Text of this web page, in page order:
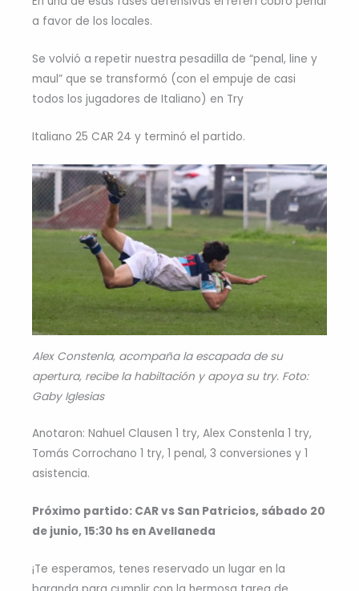
a favor de los locales.
Se volvió a repetir nuestra pesadilla de “penal, line y
maul” que se transformó (con el empuje de casi
todos los jugadores de Italiano) en Try
Italiano 25 CAR 24 y terminó el partido.
Alex Constenla, acompaña la escapada de su
apertura, recibe la habiltación y apoya su try. Foto:
Gaby Iglesias
Anotaron: Nahuel Clausen 1 try, Alex Constenla 1 try,
Tomás Corrochano 1 try, 1 penal, 3 conversiones y 1
asistencia.
Próximo partido: CAR vs San Patricios, sábado 20
de junio, 15:30 hs en Avellaneda
¡Te esperamos, tenes reservado un lugar en la